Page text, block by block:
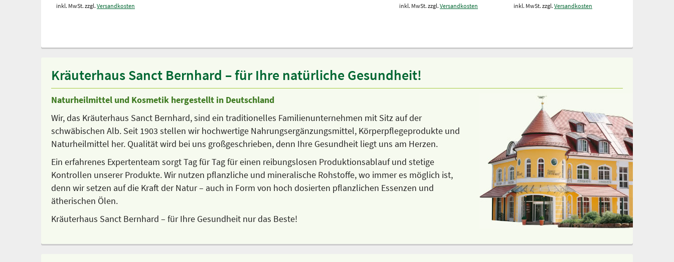
inkl. MwSt. zzgl. Versandkosten inkl. MwSt. zzgl. Versandkosten inkl. MwSt. zzgl. Versandkosten
Kräuterhaus Sanct Bernhard – für Ihre natürliche Gesundheit!
Naturheilmittel und Kosmetik hergestellt in Deutschland
Wir, das Kräuterhaus Sanct Bernhard, sind ein traditionelles Familienunternehmen mit Sitz auf der
schwäbischen Alb. Seit 1903 stellen wir hochwertige Nahrungsergänzungsmittel, Körperpflegeprodukte und
Naturheilmittel her. Qualität wird bei uns großgeschrieben, denn Ihre Gesundheit liegt uns am Herzen.
Ein erfahrenes Expertenteam sorgt Tag für Tag für einen reibungslosen Produktionsablauf und stetige
Kontrollen unserer Produkte. Wir nutzen pflanzliche und mineralische Rohstoffe, wo immer es möglich ist,
denn wir setzen auf die Kraft der Natur – auch in Form von hoch dosierten pflanzlichen Essenzen und
ätherischen Ölen.
Kräuterhaus Sanct Bernhard – für Ihre Gesundheit nur das Beste!